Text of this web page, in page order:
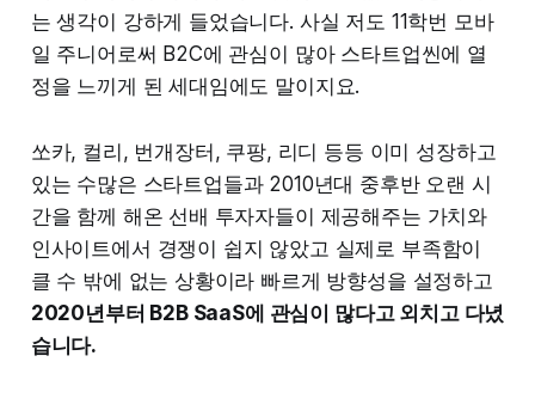
는 생각이 강하게 들었습니다. 사실 저도 11학번 모바
일 주니어로써 B2C에 관심이 많아 스타트업씬에 열
정을 느끼게 된 세대임에도 말이지요.
쏘카, 컬리, 번개장터, 쿠팡, 리디 등등 이미 성장하고
있는 수많은 스타트업들과 2010년대 중후반 오랜 시
간을 함께 해온 선배 투자자들이 제공해주는 가치와
인사이트에서 경쟁이 쉽지 않았고 실제로 부족함이
클 수 밖에 없는 상황이라 빠르게 방향성을 설정하고
2020년부터 B2B SaaS에 관심이 많다고 외치고 다녔
습니다.